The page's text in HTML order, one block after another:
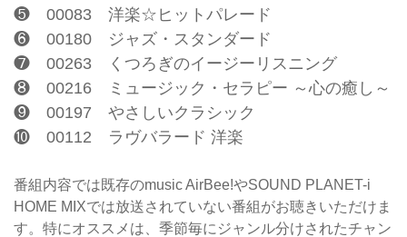
❺ 00083 洋楽☆ヒットパレード
❻ 00180 ジャズ・スタンダード
❼ 00263 くつろぎのイージーリスニング
❽ 00216 ミュージック・セラピー ～心の癒し～
❾ 00197 やさしいクラシック
❿ 00112 ラヴバラード 洋楽
番組内容では既存のmusic AirBee!やSOUND PLANET-i
HOME MIXでは放送されていない番組がお聴きいただけま
す。特にオススメは、季節毎にジャンル分けされたチャン